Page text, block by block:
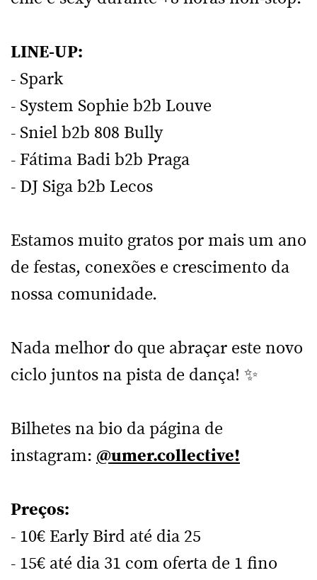
LINE-UP:
- Spark
- System Sophie b2b Louve
- Sniel b2b 808 Bully
- Fátima Badi b2b Praga
- DJ Siga b2b Lecos
Estamos muito gratos por mais um ano
de festas, conexões e crescimento da
nossa comunidade.
Nada melhor do que abraçar este novo
ciclo juntos na pista de dança! ✨
Bilhetes na bio da página de
instagram: @umer.collective!
Preços:
- 10€ Early Bird até dia 25
- 15€ até dia 31 com oferta de 1 fino